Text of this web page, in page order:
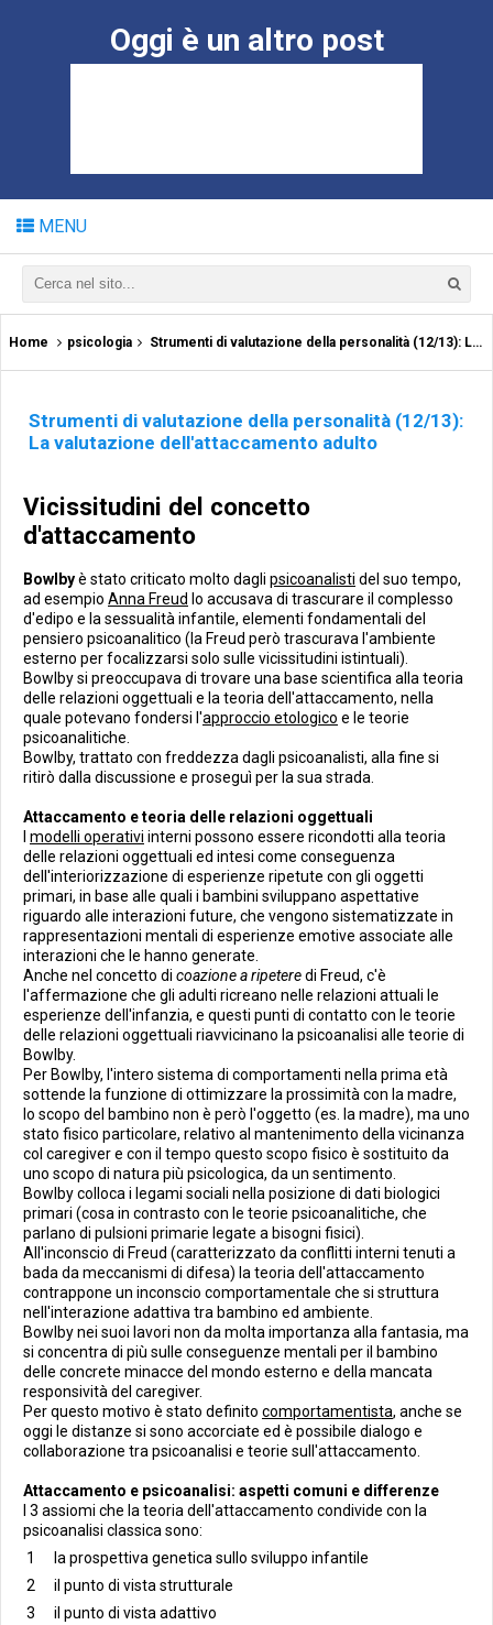
Oggi è un altro post
MENU
Home psicologia Strumenti di valutazione della personalità (12/13): La valutazione dell'attaccamento adulto
Strumenti di valutazione della personalità (12/13):
La valutazione dell'attaccamento adulto
Vicissitudini del concetto
d'attaccamento
Bowlbyè stato criticato molto dagli psicoanalisti del suo tempo,
ad esempio Anna Freud lo accusava di trascurare il complesso
d'edipo e la sessualità infantile, elementi fondamentali del
pensiero psicoanalitico (la Freud però trascurava l'ambiente
esterno per focalizzarsi solo sulle vicissitudini istintuali).
Bowlby si preoccupava di trovare una base scientifica alla teoria
delle relazioni oggettuali e la teoria dell'attaccamento, nella
quale potevano fondersi l'approccio etologico e le teorie
psicoanalitiche.
Bowlby, trattato con freddezza dagli psicoanalisti, alla fine si
ritirò dalla discussione e proseguì per la sua strada.
Attaccamento e teoria delle relazioni oggettuali
modelli operativi interni possono essere ricondotti alla teoria
delle relazioni oggettuali ed intesi come conseguenza
dell'interiorizzazione di esperienze ripetute con gli oggetti
primari, in base alle quali i bambini sviluppano aspettative
riguardo alle interazioni future, che vengono sistematizzate in
rappresentazioni mentali di esperienze emotive associate alle
interazioni che le hanno generate.
Anche nel concetto di coazione a ripeteredi Freud, c'è
l'affermazione che gli adulti ricreano nelle relazioni attuali le
esperienze dell'infanzia, e questi punti di contatto con le teorie
delle relazioni oggettuali riavvicinano la psicoanalisi alle teorie di
Bowlby.
Per Bowlby, l'intero sistema di comportamenti nella prima età
sottende la funzione di ottimizzare la prossimità con la madre,
lo scopo del bambino non è però l'oggetto (es. la madre), ma uno
stato fisico particolare, relativo al mantenimento della vicinanza
col caregiver e con il tempo questo scopo fisico è sostituito da
uno scopo di natura più psicologica, da un sentimento.
Bowlby colloca i legami sociali nella posizione di dati biologici
primari (cosa in contrasto con le teorie psicoanalitiche, che
parlano di pulsioni primarie legate a bisogni fisici).
All'inconscio di Freud (caratterizzato da conflitti interni tenuti a
bada da meccanismi di difesa) la teoria dell'attaccamento
contrappone un inconscio comportamentale che si struttura
nell'interazione adattiva tra bambino ed ambiente.
Bowlby nei suoi lavori non da molta importanza alla fantasia, ma
si concentra di più sulle conseguenze mentali per il bambino
delle concrete minacce del mondo esterno e della mancata
responsività del caregiver.
Per questo motivo è stato definito comportamentista, anche se
oggi le distanze si sono accorciate ed è possibile dialogo e
collaborazione tra psicoanalisi e teorie sull'attaccamento.
Attaccamento e psicoanalisi: aspetti comuni e differenze
I 3 assiomi che la teoria dell'attaccamento condivide con la
psicoanalisi classica sono:
la prospettiva genetica sullo sviluppo infantile
il punto di vista strutturale
il punto di vista adattivo